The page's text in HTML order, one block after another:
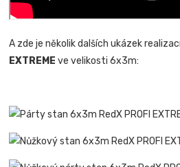
A zde je několik dalších ukázek
EXTREME ve velikosti 6x3m: